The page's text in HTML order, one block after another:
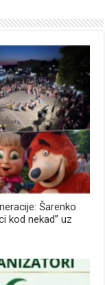
Šarenko
kod nekad” uz